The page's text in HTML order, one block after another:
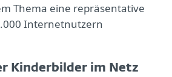
Thema eine repräsentative
Internetnutzern
Kinderbilder im Netz